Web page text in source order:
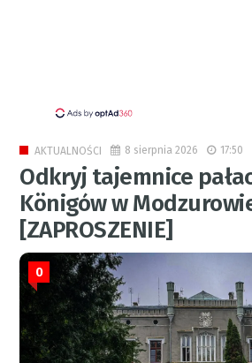
AKTUALNOŚCI 8 sierpnia 2026 17:50
Odkryj tajemnice
Königów w
[ZAPROSZENIE]
0